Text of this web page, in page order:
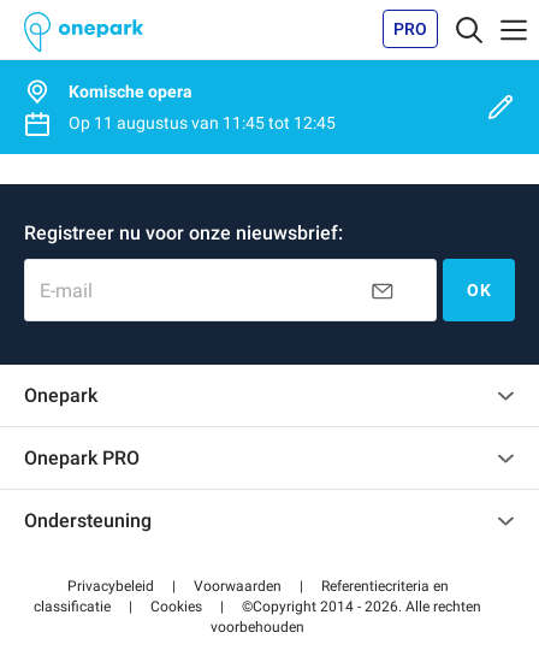
PRO
Komische opera
Op 11 augustusvan 11:45tot 12:45
Registreer nu voor onze nieuwsbrief:
E-mail OK
Onepark
Onepark PRO
Word partner van Onepark
Ondersteuning
Helpcentrum
Privacybeleid | Voorwaarden |
Referentiecriteria en
classificatie
| Cookies |
©Copyright 2014 - 2026. Alle rechten
voorbehouden